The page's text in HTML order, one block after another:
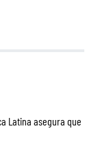
Latina asegura que